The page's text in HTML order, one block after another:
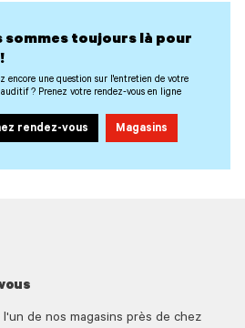
sommes toujours là pour
encore une question sur l'entretien de votre
? Prenez votre rendez-vous en ligne
rendez-vous Magasins
de nos magasins près de chez